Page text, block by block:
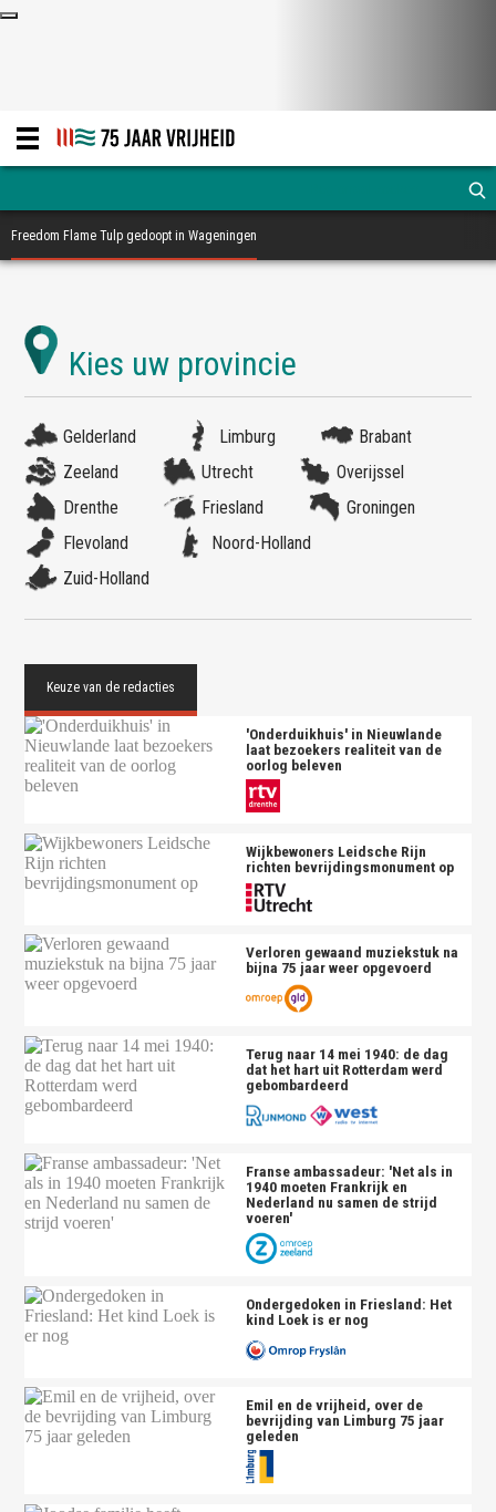
Freedom Flame Tulp gedoopt in Wageningen
Gelderland Limburg
Brabant
Zeeland
Utrecht
Overijssel
Drenthe
Friesland
Groningen
Flevoland
Noord-Holland
Zuid-Holland
'Onderduikhuis' in Nieuwlande
laat bezoekers realiteit van de
oorlog beleven
Wijkbewoners Leidsche Rijn
richten bevrijdingsmonument op
Verloren gewaand muziekstuk na
bijna 75 jaar weer opgevoerd
Terug naar 14 mei 1940: de dag
dat het hart uit Rotterdam werd
gebombardeerd
Franse ambassadeur: 'Net als in
1940 moeten Frankrijk en
Nederland nu samen de strijd
voeren'
Ondergedoken in Friesland: Het
kind Loek is er nog
Emil en de vrijheid, over de
bevrijding van Limburg 75 jaar
geleden